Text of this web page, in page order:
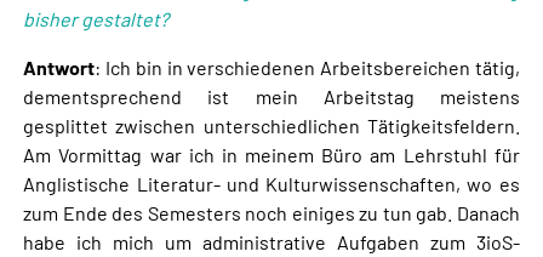
bisher gestaltet?
Antwort: Ich bin in verschiedenen Arbeitsbereichen tätig,
dementsprechend ist mein Arbeitstag meistens
gesplittet zwischen unterschiedlichen Tätigkeitsfeldern.
Am Vormittag war ich in meinem Büro am Lehrstuhl für
Anglistische Literatur- und Kulturwissenschaften, wo es
zum Ende des Semesters noch einiges zu tun gab. Danach
habe ich mich um administrative Aufgaben zum 3ioS-